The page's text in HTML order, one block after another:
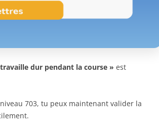
dur pendant la course » est
703, tu peux maintenant valider la